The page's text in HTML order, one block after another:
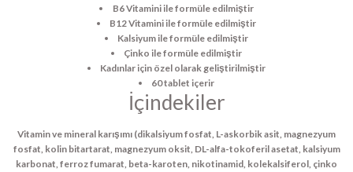
B6 Vitamini ile formüle edilmiştir
B12 Vitamini ile formüle edilmiştir
Kalsiyum ile formüle edilmiştir
Çinko ile formüle edilmiştir
Kadınlar için özel olarak geliştirilmiştir
60 tablet içerir
İçindekiler
Vitamin ve mineral karışımı (dikalsiyum fosfat, L-askorbik asit, magnezyum
fosfat, kolin bitartarat, magnezyum oksit, DL-alfa-tokoferil asetat, kalsiyum
karbonat, ferroz fumarat, beta-karoten, nikotinamid, kolekalsiferol, çinko